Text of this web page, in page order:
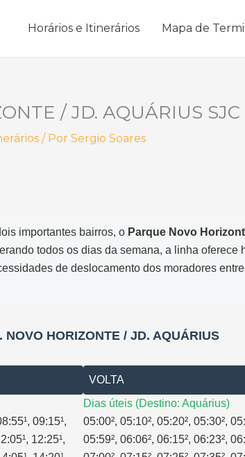
Horários e Itinerários Mapa de
/ JD. AQUÁRIUS SJC
/ Por Sergio Soares
importantes bairros, o Parque Novo
todos os dias da semana, a linha oferece
de deslocamento dos moradores
NOVO HORIZONTE / JD. AQUÁRIUS
09:15¹,
12:25¹,
VOLTA
Dias úteis (Destino: Aquárius)
05:00², 05:10², 05:20², 05:30²,
05:59², 06:06², 06:15², 06:23²,